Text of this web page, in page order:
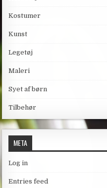
Kostumer
Kunst
Legetøj
Maleri
Syet af børn
Tilbehør
META
Log in
Entries feed